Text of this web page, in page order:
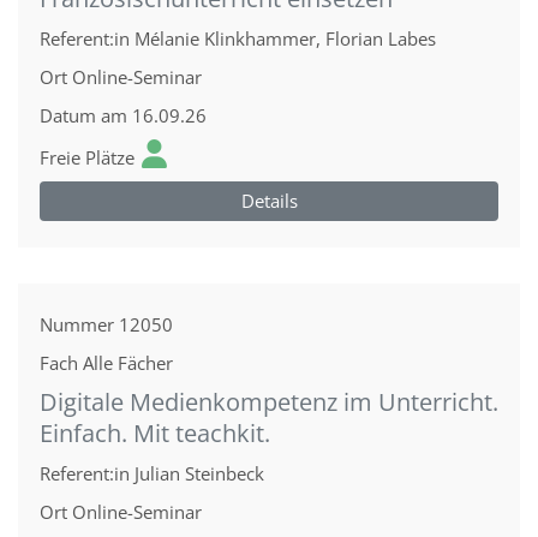
Referent:in Mélanie Klinkhammer, Florian Labes
Ort Online-Seminar
Datum am 16.09.26
Freie Plätze
Details
Nummer 12050
Fach Alle Fächer
Digitale Medienkompetenz im Unterricht.
Einfach. Mit teachkit.
Referent:in Julian Steinbeck
Ort Online-Seminar